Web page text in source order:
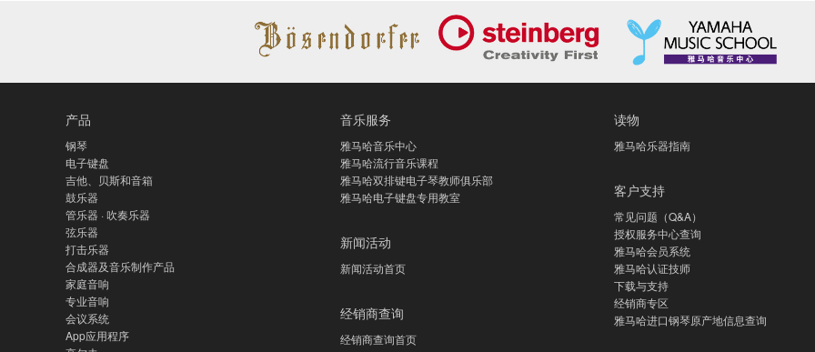
产品
钢琴
电子键盘
吉他、贝斯和音箱
鼓乐器
管乐器 · 吹奏乐器
弦乐器
打击乐器
合成器及音乐制作产品
家庭音响
专业音响
会议系统
App应用程序
音乐服务
雅马哈音乐中心
雅马哈流行音乐课程
雅马哈双排键电子琴教师俱乐部
雅马哈电子键盘专用教室
新闻活动
新闻活动首页
经销商查询
经销商查询首页
读物
雅马哈乐器指南
客户支持
常见问题（Q&A）
授权服务中心查询
雅马哈会员系统
雅马哈认证技师
下载与支持
经销商专区
雅马哈进口钢琴原产地信息查询